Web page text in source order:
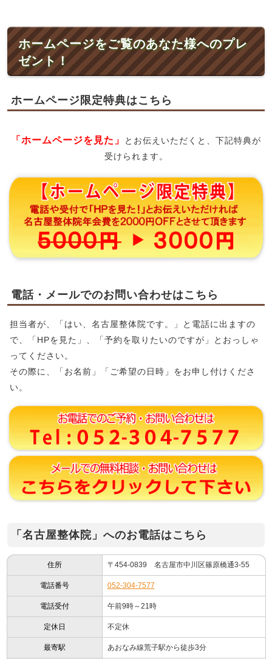
ホームページをご覧のあなた様へのプレ
ゼント！
ホームページ限定特典はこちら
「ホームページを見た」
とお伝えいただくと、下記特典が
受けられます。
電話・メールでのお問い合わせはこちら
担当者が、「はい、名古屋整体院です。」と電話に出ますの
で、「HPを見た」、「予約を取りたいのですが」とおっしゃ
ってください。
その際に、「お名前」「ご希望の日時」をお申し付けくださ
い。
「名古屋整体院」へのお電話はこちら
住所 〒454-0839 名古屋市中川区篠原橋通3-55
電話番号 052-304-7577
電話受付 午前9時～21時
定休日 不定休
最寄駅 あおなみ線荒子駅から徒歩3分